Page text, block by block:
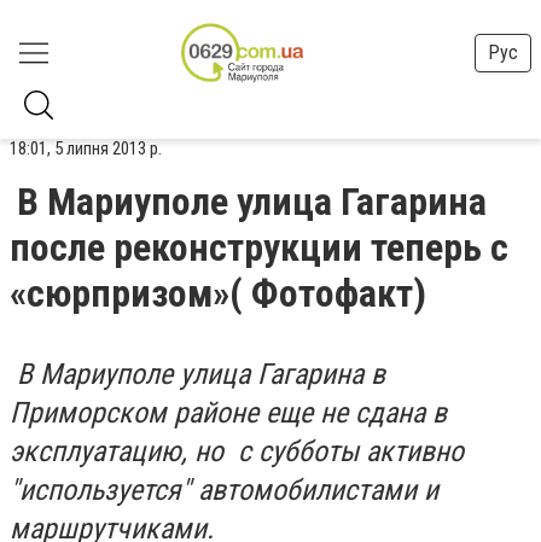
Рус
18:01, 5 липня 2013 р.
В Мариуполе улица Гагарина
после реконструкции теперь с
«сюрпризом»( Фотофакт)
В Мариуполе улица Гагарина в
Приморском районе еще не сдана в
эксплуатацию, но с субботы активно
"используется" автомобилистами и
маршрутчиками.